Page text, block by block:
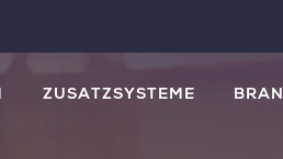
ZUSATZSYSTEME